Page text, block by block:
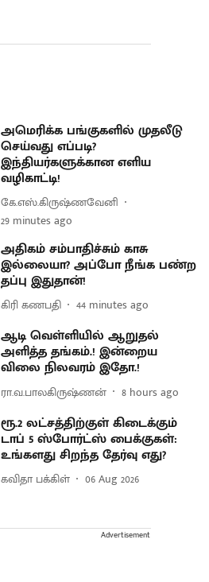
அமெரிக்க பங்குகளில் முதலீடு
செய்வது எப்படி?
இந்தியர்களுக்கான எளிய
வழிகாட்டி!
கே.எஸ்.கிருஷ்ணவேனி
29 minutes ago
அதிகம் சம்பாதிச்சும் காசு
இல்லையா? அப்போ நீங்க பண்ற
தப்பு இதுதான்!
கிரி கணபதி 44 minutes ago
ஆடி வெள்ளியில் ஆறுதல்
அளித்த தங்கம்.! இன்றைய
விலை நிலவரம் இதோ.!
ரா.வ.பாலகிருஷ்ணன் 8 hours ago
ரூ.2 லட்சத்திற்குள் கிடைக்கும்
டாப் 5 ஸ்போர்ட்ஸ் பைக்குகள்:
உங்களது சிறந்த தேர்வு எது?
கவிதா பக்கிள் 06 Aug 2026
Advertisement